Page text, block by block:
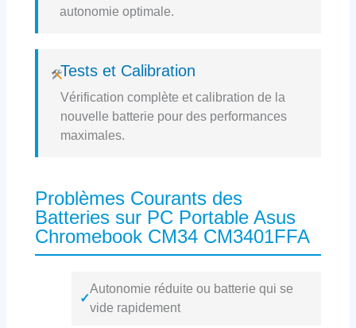
autonomie optimale.
Tests et Calibration
Vérification complète et calibration de la
nouvelle batterie pour des performances
maximales.
Problèmes Courants des
Batteries sur PC Portable Asus
Chromebook CM34 CM3401FFA
✓
Autonomie réduite ou batterie qui se
vide rapidement